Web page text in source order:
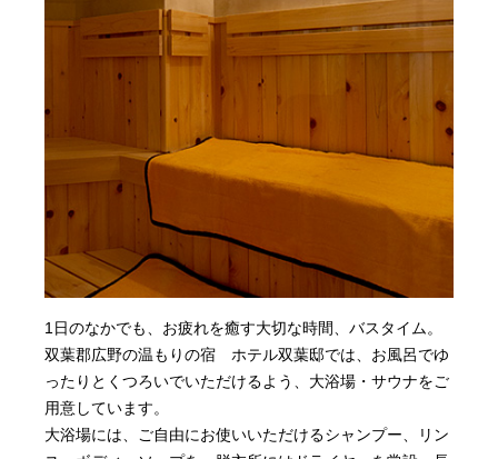
1日のなかでも、お疲れを癒す大切な時間、バスタイム。
双葉郡広野の温もりの宿 ホテル双葉邸では、お風呂でゆ
ったりとくつろいでいただけるよう、大浴場・サウナをご
用意しています。
大浴場には、ご自由にお使いいただけるシャンプー、リン